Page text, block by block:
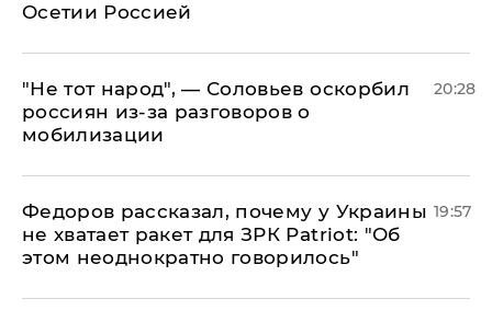
Осетии Россией
​"Не тот народ", — Соловьев оскорбил
россиян из-за разговоров о
мобилизации
20:28
Федоров рассказал, почему у Украины
не хватает ракет для ЗРК Patriot: "Об
этом неоднократно говорилось"
19:57